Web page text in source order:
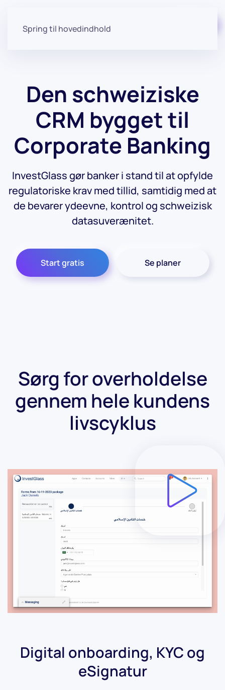
Spring til hovedindhold
Den schweiziske
CRM bygget til
Corporate Banking
InvestGlass gør banker i stand til at opfylde
regulatoriske krav med tillid, samtidig med at
de bevarer ydeevne, kontrol og schweizisk
datasuverænitet.
Start gratis Se planer
Sørg for overholdelse
gennem hele kundens
livscyklus
Digital onboarding, KYC og
eSignatur